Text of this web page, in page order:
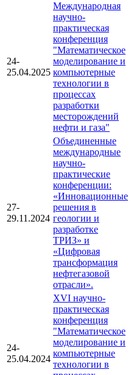
24-
25.04.2025
Международная
научно-
практическая
конференция
"Математическое
моделирование и
компьютерные
технологии в
процессах
разработки
месторождений
нефти и газа"
27-
29.11.2024
Объединенные
международные
научно-
практические
конференции:
«Инновационные
решения в
геологии и
разработке
ТРИЗ» и
«Цифровая
трансформация
нефтегазовой
отрасли».
24-
25.04.2024
XVI научно-
практическая
конференция
"Математическое
моделирование и
компьютерные
технологии в